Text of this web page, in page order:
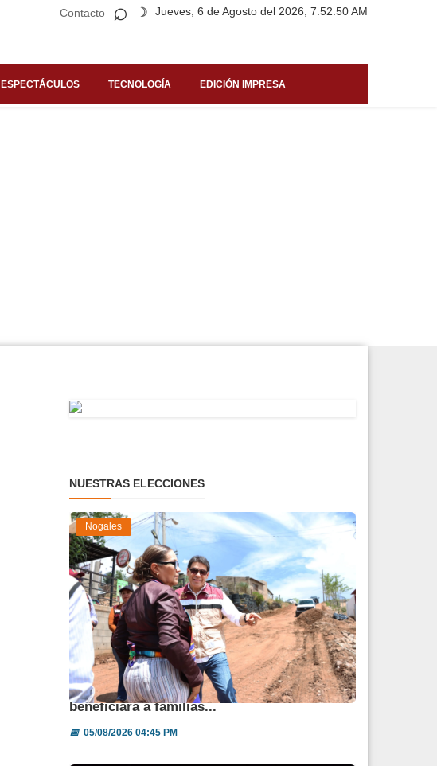
Contacto Jueves, 6 de Agosto del 2026, 7:52:50 AM
⌕ ☽
ESPECTÁCULOS TECNOLOGÍA EDICIÓN IMPRESA
NUESTRAS ELECCIONES
Nogales
Avanza obra de pavimentación que
beneficiará a familias...
📅05/08/2026 04:45 PM